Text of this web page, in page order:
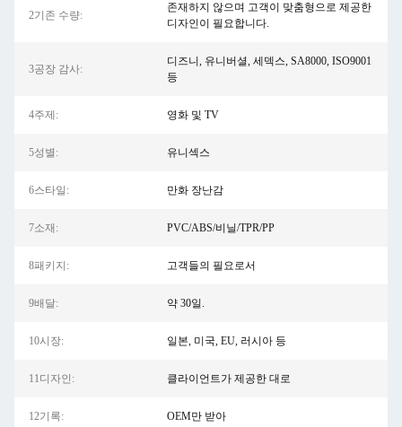
2기존 수량:
존재하지 않으며 고객이 맞춤형으로 제공한
디자인이 필요합니다.
3공장 감사:
디즈니, 유니버셜, 세덱스, SA8000, ISO9001
등
4주제: 영화 및 TV
5성별: 유니섹스
6스타일: 만화 장난감
7소재: PVC/ABS/비닐/TPR/PP
8패키지: 고객들의 필요로서
9배달: 약 30일.
10시장: 일본, 미국, EU, 러시아 등
11디자인: 클라이언트가 제공한 대로
12기록: OEM만 받아